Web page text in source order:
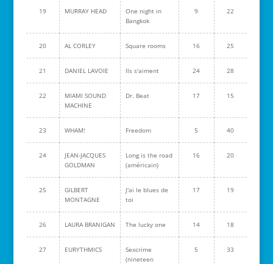
19 MURRAY HEAD
One night in
Bangkok
9 22
20 AL CORLEY Square rooms 16 25
21 DANIEL LAVOIE Ils s'aiment 24 28
22
MIAMI SOUND
MACHINE
Dr. Beat 17 15
23 WHAM! Freedom 5 40
24
JEAN-JACQUES
GOLDMAN
Long is the road
(américain)
16 20
25
GILBERT
MONTAGNE
J'ai le blues de
toi
17 19
26 LAURA BRANIGAN The lucky one 14 18
27 EURYTHMICS
Sexcrime
(nineteen
5 33